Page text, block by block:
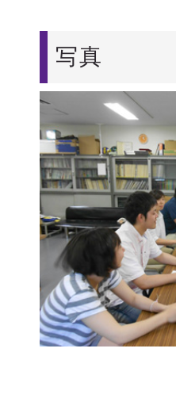
写真